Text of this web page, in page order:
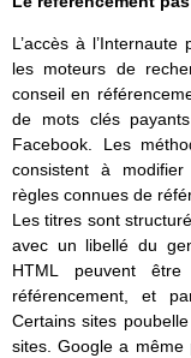
L’accès à
les moteurs de
conseil en
de mots clés
Facebook. Les
consistent à
règles connues de
Les titres sont
avec un libellé du
HTML peuvent
référencement, et
Certains sites
sites. Google a même